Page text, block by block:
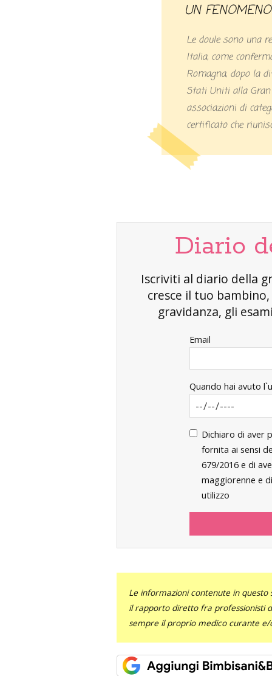
UN
Le doule sono una
Italia, come
Romagna, dopo la
Stati Uniti alla Gran
associazioni di
certificato che
Diario
Iscriviti al diario della
cresce il tuo
gravidanza, gli
Email
Quando hai avuto
Dichiaro di aver
fornita ai sensi
679/2016 e di
maggiorenne e
utilizzo
Le informazioni contenute in
il rapporto diretto fra professionisti
sempre il proprio medico curante e/